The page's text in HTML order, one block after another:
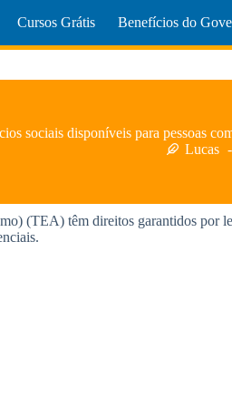
Cursos Grátis Benefícios do
sociais disponíveis para pessoas
Lucas
(TEA) têm direitos garantidos por